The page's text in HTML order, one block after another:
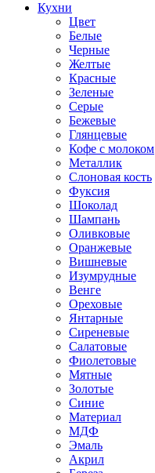
Кухни
Цвет
Белые
Черные
Желтые
Красные
Зеленые
Серые
Бежевые
Глянцевые
Кофе с молоком
Металлик
Слоновая кость
Фуксия
Шоколад
Шампань
Оливковые
Оранжевые
Вишневые
Изумрудные
Венге
Ореховые
Янтарные
Сиреневые
Салатовые
Фиолетовые
Мятные
Золотые
Синие
Материал
МДФ
Эмаль
Акрил